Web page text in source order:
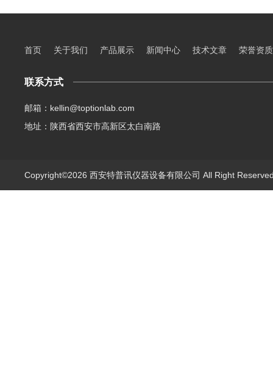
首页 关于我们 产品展示 新闻中心 技术文章 荣誉资质
联系方式
邮箱：kellin@toptionlab.com
地址：陕西省西安市高新区太白南路
Copyright©2026 西安特普讯仪器设备有限公司 All Right